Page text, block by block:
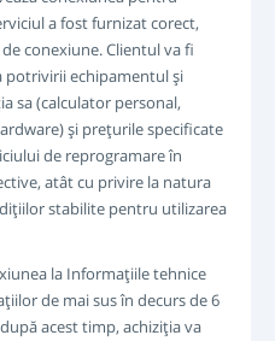
a fost furnizat corect,
conexiune. Clientul va fi
potrivirii echipamentul şi
sa (calculator personal,
şi preţurile specificate
de reprogramare în
atât cu privire la natura
stabilite pentru utilizarea
la Informaţiile tehnice
de mai sus în decurs de 6
acest timp, achiziţia va